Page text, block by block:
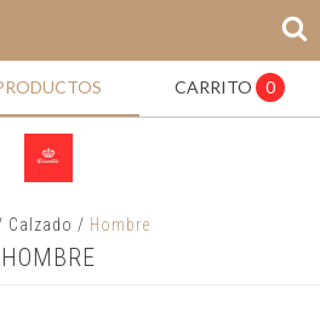
CARRITO 0
Calzado / Hombre
HOMBRE